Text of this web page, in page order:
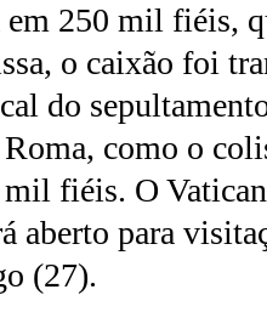
250 mil fiéis,
o caixão foi
do
como o
mil fiéis. O
aberto para
(27).